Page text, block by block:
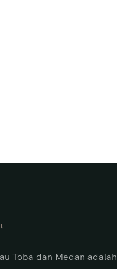
Toba dan Medan adalah